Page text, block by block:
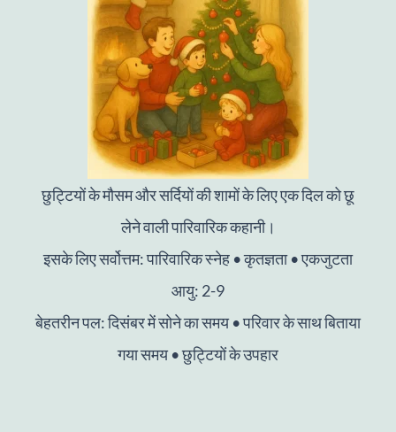
छुट्टियों के मौसम और सर्दियों की शामों के लिए एक दिल को छू
लेने वाली पारिवारिक कहानी।
इसके लिए सर्वोत्तम: पारिवारिक स्नेह • कृतज्ञता • एकजुटता
आयु: 2-9
बेहतरीन पल: दिसंबर में सोने का समय • परिवार के साथ बिताया
गया समय • छुट्टियों के उपहार